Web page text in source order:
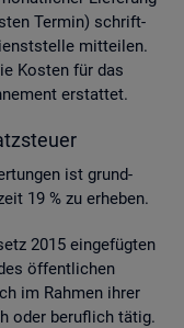
Ter­min) schrift­
mit­tei­len.
Kos­ten für das
er­stat­tet.
ist grund­
19 % zu er­he­ben.
2015 ein­ge­füg­ten
öf­fent­li­chen
im Rah­men ihrer
oder be­ruf­lich tätig.